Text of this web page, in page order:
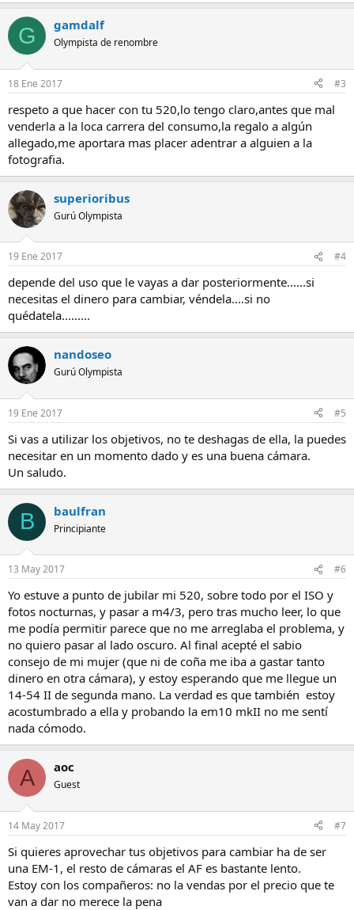
G gamdalf
Olympista de renombre
18 Ene 2017 #3
respeto a que hacer con tu 520,lo tengo claro,antes que mal
venderla a la loca carrera del consumo,la regalo a algún
allegado,me aportara mas placer adentrar a alguien a la
fotografia.
superioribus
Gurú Olympista
19 Ene 2017 #4
depende del uso que le vayas a dar posteriormente......si
necesitas el dinero para cambiar, véndela....si no
quédatela.........
nandoseo
Gurú Olympista
19 Ene 2017 #5
Si vas a utilizar los objetivos, no te deshagas de ella, la puedes
necesitar en un momento dado y es una buena cámara.
Un saludo.
B baulfran
Principiante
13 May 2017 #6
Yo estuve a punto de jubilar mi 520, sobre todo por el ISO y
fotos nocturnas, y pasar a m4/3, pero tras mucho leer, lo que
me podía permitir parece que no me arreglaba el problema, y
no quiero pasar al lado oscuro. Al final acepté el sabio
consejo de mi mujer (que ni de coña me iba a gastar tanto
dinero en otra cámara), y estoy esperando que me llegue un
14-54 II de segunda mano. La verdad es que también estoy
acostumbrado a ella y probando la em10 mkII no me sentí
nada cómodo.
A aoc
Guest
14 May 2017 #7
Si quieres aprovechar tus objetivos para cambiar ha de ser
una EM-1, el resto de cámaras el AF es bastante lento.
Estoy con los compañeros: no la vendas por el precio que te
van a dar no merece la pena